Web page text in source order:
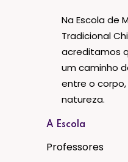
Na Escola de
Tradicional
acreditamos
um caminho
entre o
natureza.
A Escola
Professores